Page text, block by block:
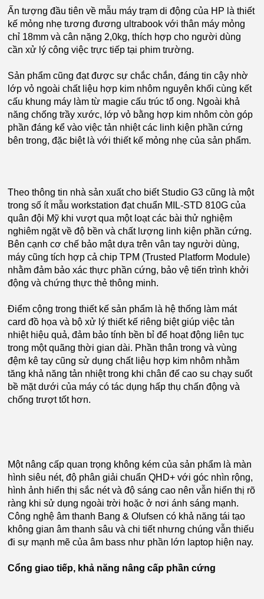
Ấn tượng đầu tiên về mẫu máy trạm di động của HP là thiết
kế mỏng nhẹ tương đương ultrabook với thân máy mỏng
chỉ 18mm và cân nặng 2,0kg, thích hợp cho người dùng
cần xử lý công việc trực tiếp tại phim trường.
Sản phẩm cũng đạt được sự chắc chắn, đáng tin cậy nhờ
lớp vỏ ngoài chất liệu hợp kim nhôm nguyên khối cùng kết
cấu khung máy làm từ magie cấu trúc tổ ong. Ngoài khả
năng chống trầy xước, lớp vỏ bằng hợp kim nhôm còn góp
phần đáng kể vào việc tản nhiệt các linh kiện phần cứng
bên trong, đặc biệt là với thiết kế mỏng nhẹ của sản phẩm.
Theo thông tin nhà sản xuất cho biết Studio G3 cũng là một
trong số ít mẫu workstation đạt chuẩn MIL-STD 810G của
quân đội Mỹ khi vượt qua một loạt các bài thử nghiệm
nghiêm ngặt về độ bền và chất lượng linh kiện phần cứng.
Bên cạnh cơ chế bảo mật dựa trên vân tay người dùng,
máy cũng tích hợp cả chip TPM (Trusted Platform Module)
nhằm đảm bảo xác thực phần cứng, bảo vệ tiến trình khởi
động và chứng thực thẻ thông minh.
Điểm cộng trong thiết kế sản phẩm là hệ thống làm mát
card đồ họa và bộ xử lý thiết kế riêng biệt giúp việc tản
nhiệt hiệu quả, đảm bảo tính bền bỉ để hoạt động liên tục
trong một quãng thời gian dài. Phần thân trong và vùng
đệm kê tay cũng sử dụng chất liệu hợp kim nhôm nhằm
tăng khả năng tản nhiệt trong khi chân đế cao su chạy suốt
bề mặt dưới của máy có tác dụng hấp thụ chấn động và
chống trượt tốt hơn.
Một nâng cấp quan trọng không kém của sản phẩm là màn
hình siêu nét, độ phân giải chuẩn QHD+ với góc nhìn rộng,
hình ảnh hiển thị sắc nét và độ sáng cao nên vẫn hiển thị rõ
ràng khi sử dụng ngoài trời hoặc ở nơi ánh sáng mạnh.
Công nghệ âm thanh Bang & Olufsen có khả năng tái tạo
không gian âm thanh sâu và chi tiết nhưng chúng vẫn thiếu
đi sự mạnh mẽ của âm bass như phần lớn laptop hiện nay.
Cổng giao tiếp, khả năng nâng cấp phần cứng